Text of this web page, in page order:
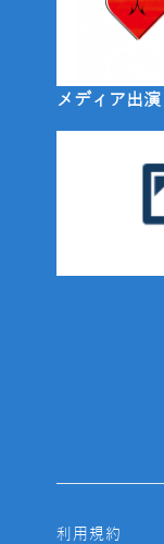
メディア出演
利用規約